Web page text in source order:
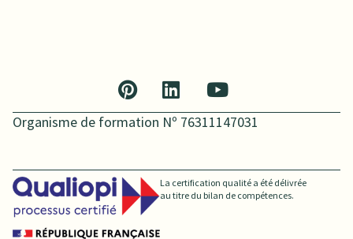
Organisme de formation Nº 76311147031
La certification qualité a été délivrée
au titre du bilan de compétences.